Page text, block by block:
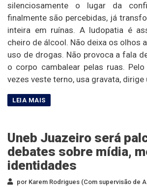
silenciosamente o lugar da
finalmente são percebidas, já
inteira em ruínas. A ludopatia é
cheiro de álcool. Não deixa os olhos
uso de drogas. Não provoca a fala
o corpo cambalear pelas ruas.
vezes veste terno, usa gravata, dirige
Uneb Juazeiro será
debates sobre mídia,
identidades
por Karem Rodrigues (Com supervisão de